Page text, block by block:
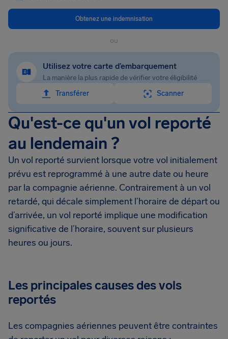
Obtenez une indemnisation
ou
Utilisez votre carte d’embarquement
La manière la plus rapide de vérifier votre éligibilité
Transférer
Scanner
Qu'est-ce qu'un vol reporté
au lendemain ?
Un vol reporté survient lorsque votre vol initialement
prévu est reprogrammé à une autre date ou heure
par la compagnie aérienne. Contrairement à un vol
retardé, qui décale simplement l’horaire de départ ou
d’arrivée, un vol reporté implique une modification
significative de l’horaire, souvent sur plusieurs
heures ou jours.
Les principales causes des vols
reportés
Les compagnies aériennes peuvent être contraintes